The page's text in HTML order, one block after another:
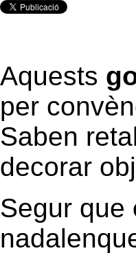
Aquests
per
Saben
decorar
Segur que